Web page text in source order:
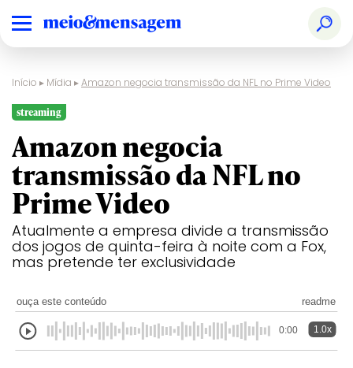
Início ▸ Mídia ▸Amazon negocia transmissão da NFL no Prime Video
streaming
Amazon negocia
transmissão da NFL no
Prime Video
Atualmente a empresa divide a transmissão
dos jogos de quinta-feira à noite com a Fox,
mas pretende ter exclusividade
ouça este conteúdo readme
0:00 1.0x